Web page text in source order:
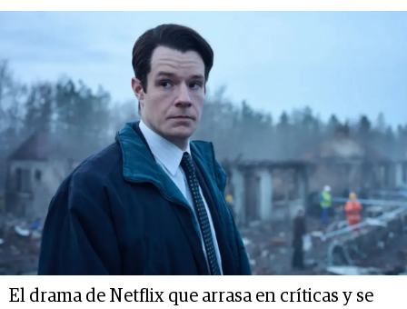
El drama de Netflix que arrasa en críticas y se